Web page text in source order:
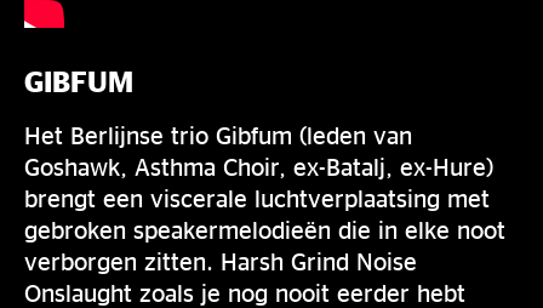
GIBFUM
Het Berlijnse trio Gibfum (leden van
Goshawk, Asthma Choir, ex-Batalj, ex-Hure)
brengt een viscerale luchtverplaatsing met
gebroken speakermelodieën die in elke noot
verborgen zitten. Harsh Grind Noise
Onslaught zoals je nog nooit eerder hebt